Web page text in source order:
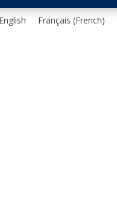
English Français (French)